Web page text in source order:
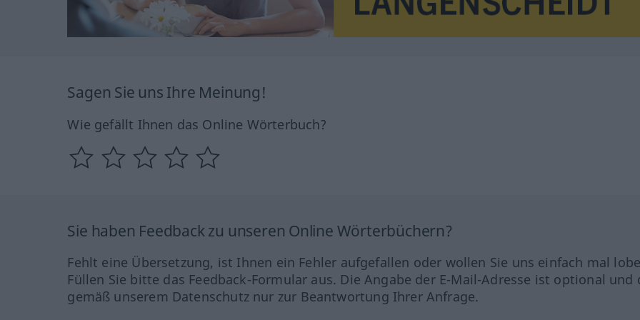
Sagen Sie uns Ihre Meinung!
Wie gefällt Ihnen das Online Wörterbuch?
Sie haben Feedback zu unseren Online Wörterbüchern?
Fehlt eine Übersetzung, ist Ihnen ein Fehler aufgefallen oder wollen Sie uns einfach mal
Füllen Sie bitte das Feedback-Formular aus. Die Angabe der E-Mail-Adresse ist optional und
gemäß unserem Datenschutz nur zur Beantwortung Ihrer Anfrage.